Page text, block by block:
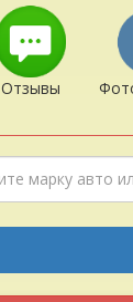
Отзывы